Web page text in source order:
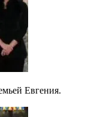
Евгения.